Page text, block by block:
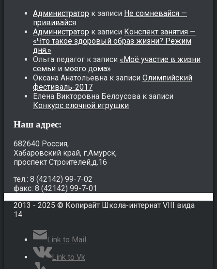
Администратор к записи Не сомневайся —
прививайся
Администратор к записи Конспект занятия —
«Что такое здоровый образ жизни? Режим
дня.»
Ольга педагог к записи «Моё участие в жизни
семьи и моего дома»
Оксана Анатольевна к записи Олимпийский
фестиваль-2017
Елена Викторовна Белоусова к записи
Конкурс елочной игрушки
Наш адрес:
682640 Россия,
Хабаровский край, г.Амурск,
проспект Строителей,д.16
тел.: 8 (42142) 99-7-02
факс: 8 (42142) 99-7-01
2013 - 2025 © Копирайт Школа-интернат VIII вида
14
Link to Mail
Link to Vk